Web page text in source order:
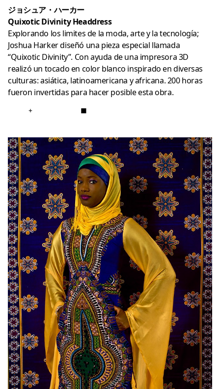
ジョシュア・ハーカー
Quixotic Divinity Headdress
Explorando los limites de la moda, arte y la tecnología;
Joshua Harker diseñó una pieza especial llamada
“Quixotic Divinity”. Con ayuda de una impresora 3D
realizó un tocado en color blanco inspirado en diversas
culturas: asiática, latinoamericana y africana. 200 horas
fueron invertidas para hacer posible esta obra.
+ ■